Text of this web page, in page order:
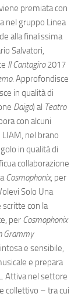
premiata con
nel gruppo Linea
alla finalissima
Salvatori,
Il Cantagiro2017
. Approfondisce
in qualità di
Daigo) al Teatro
con alcuni
nel brano
in qualità di
collaborazione
Cosmophonix, per
Solo Una
scritte con la
per Cosmophonix
Grammy
e sensibile,
e prepara
Attiva nel settore
collettivo – tra cui